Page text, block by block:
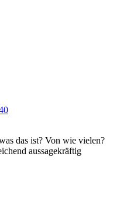
das ist? Von wie vielen?
aussagekräftig